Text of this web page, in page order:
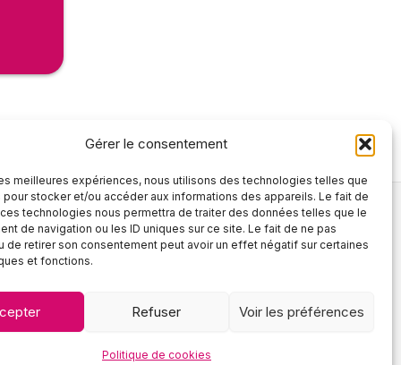
Gérer le consentement
meilleures expériences, nous utilisons des technologies telles que
stocker et/ou accéder aux informations des appareils. Le fait de
technologies nous permettra de traiter des données telles que le
de navigation ou les ID uniques sur ce site. Le fait de ne pas
de retirer son consentement peut avoir un effet négatif sur certaines
et fonctions.
Refuser Voir les préférences
Politique de cookies
Tél :02 90 26 21 27
2025 ©